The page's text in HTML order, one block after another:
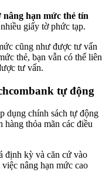
hạn mức thẻ tín
giấy tờ phức tạp.
cũng như được tư vấn
thẻ, bạn vẫn có thể liên
tư vấn.
tự động
dụng chính sách tự động
thỏa mãn các điều
định kỳ và căn cứ vào
nâng hạn mức cao